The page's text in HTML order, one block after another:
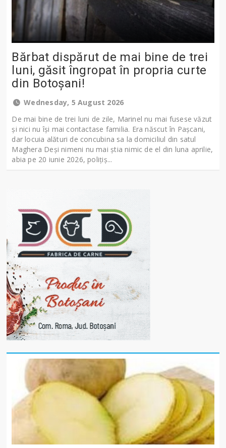
Bărbat dispărut de mai bine de trei
luni, găsit îngropat în propria curte
din Botoșani!
Wednesday, 5 August 2026
De mai bine de trei luni de zile, Marinel nu mai fusese văzut
și nici nu își mai contactase familia. Era născut în Pașcani,
dar locuia alături de concubina sa la domiciliul din satul
Maghera Deși nimeni nu mai știa nimic de el din luna aprilie,
abia pe 20 iunie 2026, polițiș...